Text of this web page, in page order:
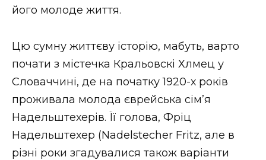
його молоде життя.
Цю сумну життєву історію, мабуть, варто
почати з містечка Кральовскі Хлмец у
Словаччині, де на початку 1920-х років
проживала молода єврейська сім’я
Надельштехерів. Її голова, Фріц
Надельштехер (Nadelstecher Fritz, але в
різні роки згадувалися також варіанти